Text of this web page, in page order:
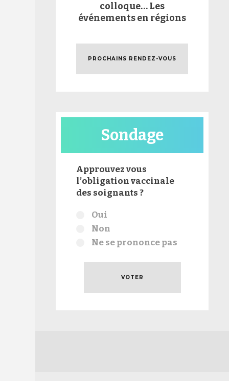
colloque… Les
événements en régions
PROCHAINS RENDEZ-VOUS
Sondage
Approuvez vous
l’obligation vaccinale
des soignants ?
ChoixOui
Non
Ne se prononce pas